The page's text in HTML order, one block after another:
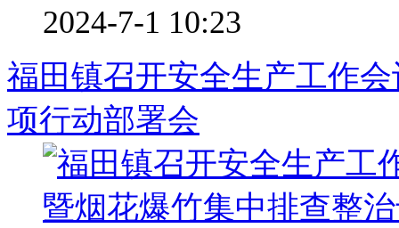
2024-7-1 10:23
福田镇召开安全生产工作
项行动部署会